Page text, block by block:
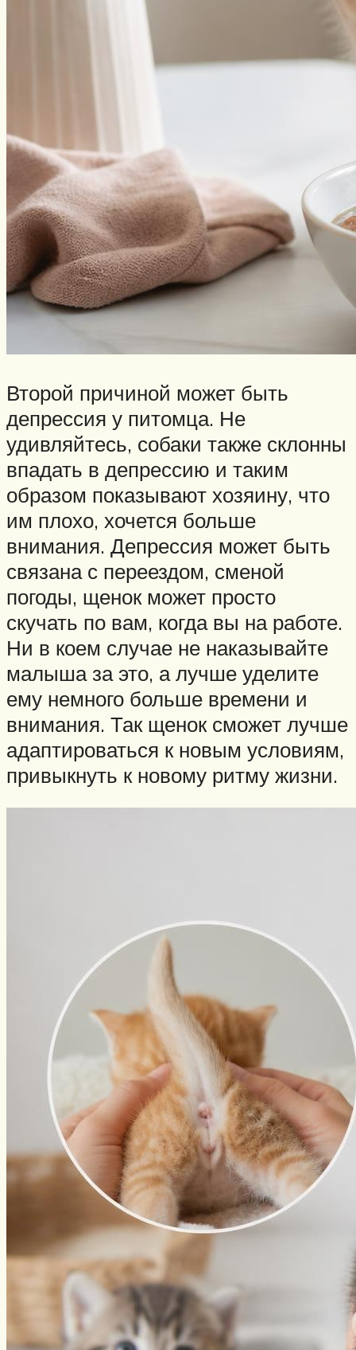
Второй причиной может быть
депрессия у питомца. Не
удивляйтесь, собаки также склонны
впадать в депрессию и таким
образом показывают хозяину, что
им плохо, хочется больше
внимания. Депрессия может быть
связана с переездом, сменой
погоды, щенок может просто
скучать по вам, когда вы на работе.
Ни в коем случае не наказывайте
малыша за это, а лучше уделите
ему немного больше времени и
внимания. Так щенок сможет лучше
адаптироваться к новым условиям,
привыкнуть к новому ритму жизни.